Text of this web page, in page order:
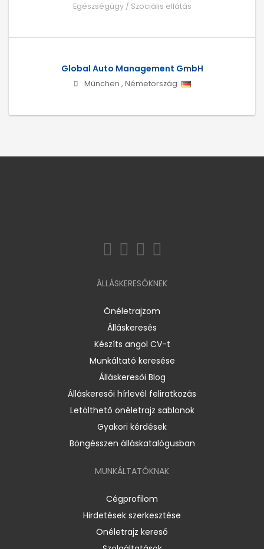
Egészségügy / Szociális ellátás
Global Auto Management GmbH
München , Németország
ÁLLÁSKERESŐKNEK
Önéletrajzom
Álláskeresés
Készíts angol CV-t
Munkáltató keresése
Álláskeresői Blog
Álláskeresői hírlevél feliratkozás
Letölthető önéletrajz sablonok
Gyakori kérdések
Böngésszen álláskatalógusban
MUNKÁLTATÓKNAK
Cégprofilom
Hirdetések szerkesztése
Önéletrajz kereső